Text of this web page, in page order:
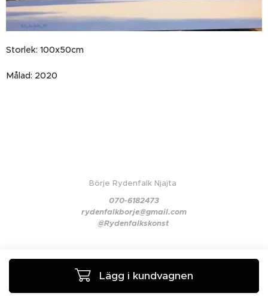
Storlek: 100x50cm
Målad: 2020
Lägg i kundvagnen
Börje Rydenfalk Njajta
070-6182473
rydenfalkborje@gmail.com
@Rydenfalkskonst